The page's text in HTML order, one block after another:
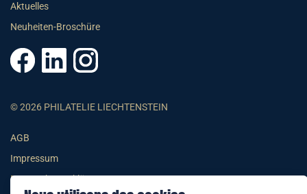
Aktuelles
Neuheiten-Broschüre
© 2026 PHILATELIE LIECHTENSTEIN
AGB
Impressum
Datenschutzerklärung